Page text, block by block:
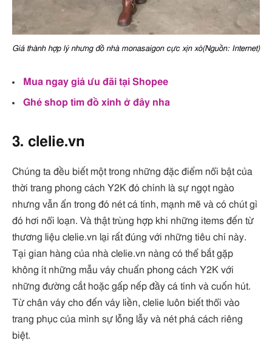
Giá thành hợp lý nhưng đồ nhà monasaigon cực xịn xò(Nguồn: Internet)
Mua ngay giá ưu đãi tại Shopee
Ghé shop tìm đồ xinh ở đây nha
3. clelie.vn
Chúng ta đều biết một trong những đặc điểm nổi bật của
thời trang phong cách Y2K đó chính là sự ngọt ngào
nhưng vẫn ẩn trong đó nét cá tính, mạnh mẽ và có chút gì
đó hơi nổi loạn. Và thật trùng hợp khi những items đến từ
thương liệu clelie.vn lại rất đúng với những tiêu chí này.
Tại gian hàng của nhà clelie.vn nàng có thể bắt gặp
không ít những mẫu váy chuẩn phong cách Y2K với
những đường cắt hoặc gấp nếp đầy cá tính và cuốn hút.
Từ chân váy cho đến váy liền, clelie luôn biết thổi vào
trang phục của mình sự lỗng lẫy và nét phá cách riêng
biệt.